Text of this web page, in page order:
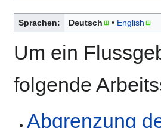
Sprachen: Deutsch English
Um ein
folgende
Abgrenzung